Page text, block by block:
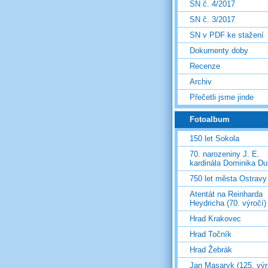
SN č. 4/2017
SN č. 3/2017
SN v PDF ke stažení
Dokumenty doby
Recenze
Archiv
Přečetli jsme jinde
Fotoalbum
150 let Sokola
70. narozeniny J. E.
kardinála Dominika
750 let města Ostravy
Atentát na Reinharda
Heydricha (70. výročí)
Hrad Krakovec
Hrad Točník
Hrad Žebrák
Jan Masaryk (125.